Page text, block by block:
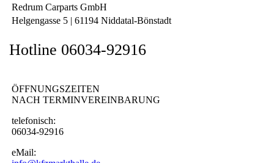
Redrum Carparts GmbH
Helgengasse 5 | 61194 Niddatal-Bönstadt
Hotline 06034-92916
ÖFFNUNGSZEITEN
NACH TERMINVEREINBARUNG
telefonisch:
06034-92916
eMail: